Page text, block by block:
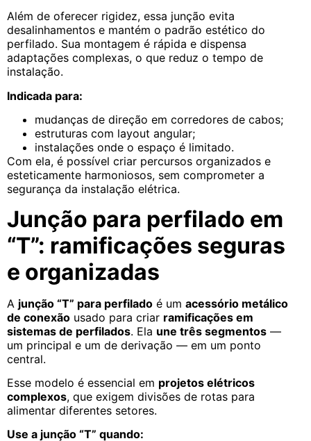
Além de oferecer rigidez, essa junção evita
desalinhamentos e mantém o padrão estético do
perfilado. Sua montagem é rápida e dispensa
adaptações complexas, o que reduz o tempo de
instalação.
Indicada para:
mudanças de direção em corredores de cabos;
estruturas com layout angular;
instalações onde o espaço é limitado.
Com ela, é possível criar percursos organizados e
esteticamente harmoniosos, sem comprometer a
segurança da instalação elétrica.
Junção para perfilado em
“T”: ramificações seguras
e organizadas
A junção “T” para perfilado é um acessório metálico
de conexão usado para criar ramificações em
sistemas de perfilados. Ela une três segmentos —
um principal e um de derivação — em um ponto
central.
Esse modelo é essencial em projetos elétricos
complexos, que exigem divisões de rotas para
alimentar diferentes setores.
Use a junção “T” quando: